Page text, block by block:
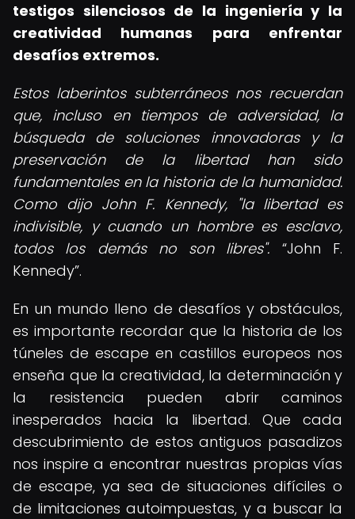
testigos silenciosos de la ingeniería y la
creatividad humanas para enfrentar
desafíos extremos.
Estos laberintos subterráneos nos recuerdan
que, incluso en tiempos de adversidad, la
búsqueda de soluciones innovadoras y la
preservación de la libertad han sido
fundamentales en la historia de la humanidad.
Como dijo John F. Kennedy, "la libertad es
indivisible, y cuando un hombre es esclavo,
todos los demás no son libres".
John F.
Kennedy .
En un mundo lleno de desafíos y obstáculos,
es importante recordar que la historia de los
túneles de escape en castillos europeos nos
enseña que la creatividad, la determinación y
la resistencia pueden abrir caminos
inesperados hacia la libertad. Que cada
descubrimiento de estos antiguos pasadizos
nos inspire a encontrar nuestras propias vías
de escape, ya sea de situaciones difíciles o
de limitaciones autoimpuestas, y a buscar la